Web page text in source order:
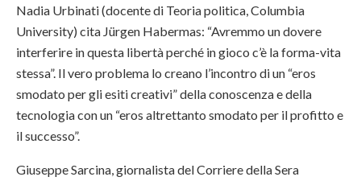
Nadia Urbinati (docente di Teoria politica, Columbia
University) cita Jürgen Habermas: “Avremmo un dovere
interferire in questa libertà perché in gioco c’è la forma-vita
stessa”. Il vero problema lo creano l’incontro di un “eros
smodato per gli esiti creativi” della conoscenza e della
tecnologia con un “eros altrettanto smodato per il profitto e
il successo”.
Giuseppe Sarcina, giornalista del Corriere della Sera